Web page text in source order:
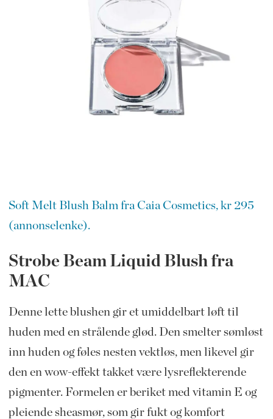
Soft Melt Blush Balm fra Caia Cosmetics, kr 295
(annonselenke).
Strobe Beam Liquid Blush fra
MAC
Denne lette blushen gir et umiddelbart løft til
huden med en strålende glød. Den smelter sømløst
inn huden og føles nesten vektløs, men likevel gir
den en wow-effekt takket være lysreflekterende
pigmenter. Formelen er beriket med vitamin E og
pleiende sheasmør, som gir fukt og komfort